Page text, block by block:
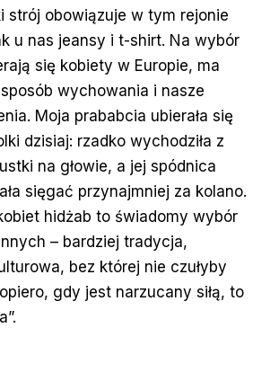
strój obowiązuje w tym rejonie
u nas jeansy i t-shirt. Na wybór
się kobiety w Europie, ma
wychowania i nasze
Moja prababcia ubierała się
dzisiaj: rzadko wychodziła z
na głowie, a jej spódnica
sięgać przynajmniej za kolano.
hidżab to świadomy wybór
– bardziej tradycja,
bez której nie czułyby
gdy jest narzucany siłą, to